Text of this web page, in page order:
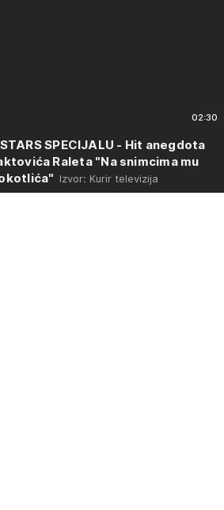
02:30
SPECIJALU - Hit anegdota
Raleta "Na snimcima mu
Izvor: Kurir televizija